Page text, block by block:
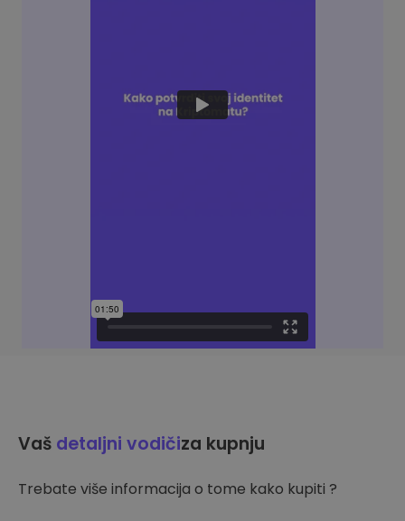
Vaš detaljni vodičiza kupnju
Trebate više informacija o tome kako kupiti ?